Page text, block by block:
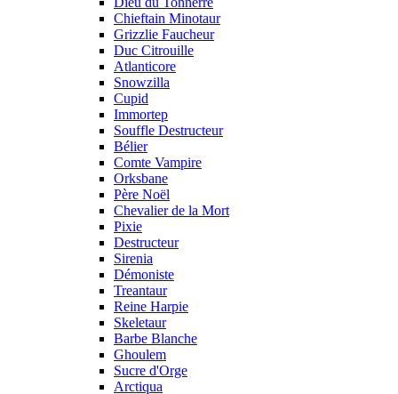
Chieftain Minotaur
Grizzlie Faucheur
Duc Citrouille
Atlanticore
Snowzilla
Cupid
Immortep
Souffle Destructeur
Bélier
Comte Vampire
Orksbane
Père Noël
Chevalier de la Mort
Pixie
Destructeur
Sirenia
Démoniste
Treantaur
Reine Harpie
Skeletaur
Barbe Blanche
Ghoulem
Sucre d'Orge
Arctiqua